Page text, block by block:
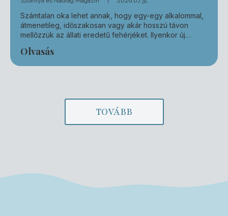
Számtalan oka lehet annak, hogy egy-egy alkalommal,
átmenetileg, időszakosan vagy akár hosszú távon
mellőzzük az állati eredetű fehérjéket. Ilyenkor új…
Olvasás
TOVÁBB